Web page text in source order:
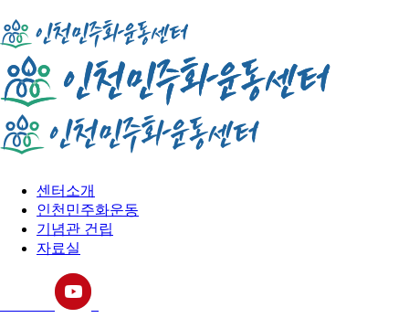
센터소개
인천민주화운동
기념관 건립
자료실